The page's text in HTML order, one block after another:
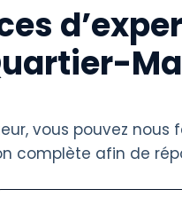
vous pouvez nous
complète afin de